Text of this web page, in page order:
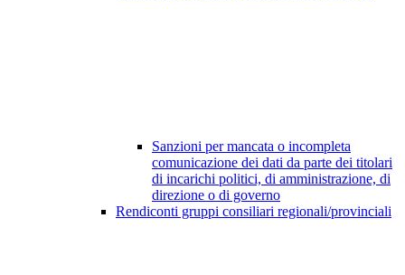
Sanzioni per mancata o incompleta
comunicazione dei dati da parte dei titolari
di incarichi politici, di amministrazione, di
direzione o di governo
Rendiconti gruppi consiliari regionali/provinciali